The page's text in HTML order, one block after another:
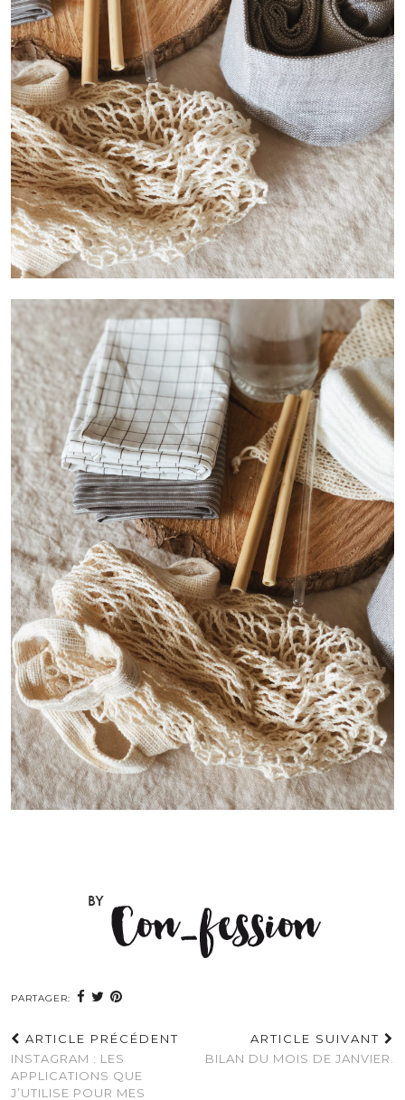
PARTAGER:
ARTICLE PRÉCÉDENT
INSTAGRAM : LES
APPLICATIONS QUE
J’UTILISE POUR MES
ARTICLE SUIVANT
BILAN DU MOIS DE JANVIER.